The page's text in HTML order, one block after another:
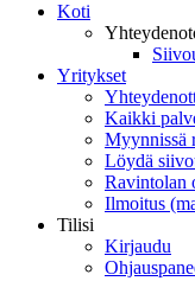
Koti
Yritykset
Kaikki
Myynnissä
Löydä
Ravintolan
Ilmoitus
Tilisi
Kirjaudu